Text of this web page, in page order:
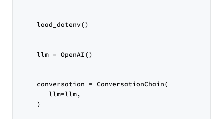
    load_dotenv()
    llm = OpenAI()
    conversation = ConversationChain(
       llm=llm,
    )